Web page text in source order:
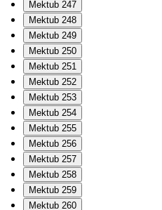
Mektub 247
Mektub 248
Mektub 249
Mektub 250
Mektub 251
Mektub 252
Mektub 253
Mektub 254
Mektub 255
Mektub 256
Mektub 257
Mektub 258
Mektub 259
Mektub 260